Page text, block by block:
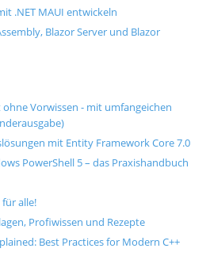
.NET MAUI entwickeln
Blazor Server und Blazor
ohne Vorwissen - mit umfangeichen
mit Entity Framework Core 7.0
PowerShell 5 – das Praxishandbuch
alle!
Profiwissen und Rezepte
Best Practices for Modern C++